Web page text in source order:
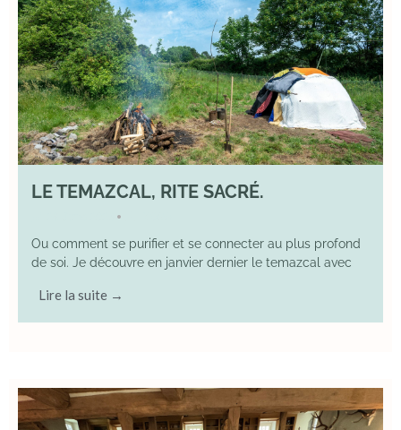
LE TEMAZCAL, RITE SACRÉ.
•
Ou comment se purifier et se connecter au plus profond
de soi. Je découvre en janvier dernier le temazcal avec
Lire la suite →